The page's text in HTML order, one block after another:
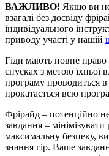
ВАЖЛИВО! Якщо ви
взагалі без досвіду
індивідуального
приводу участі у нашій
Гіди мають повне право
спусках з метою їхньої
програму проводиться
прокатається всю
Фрірайд – потенційно
завдання –
максимальну безпеку,
знання гір. Ваше